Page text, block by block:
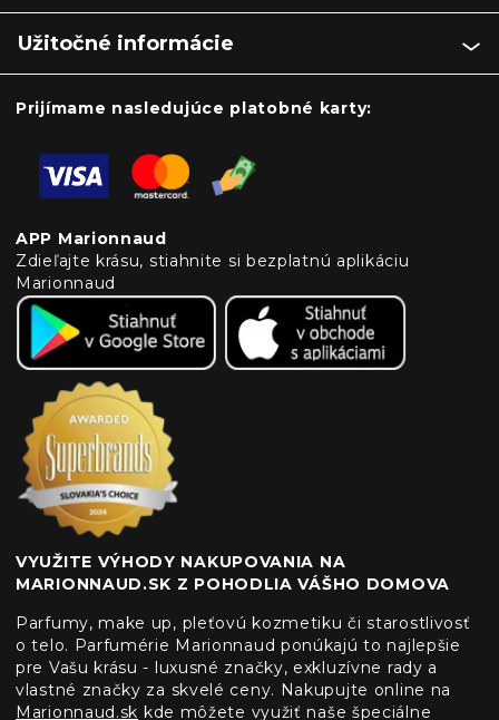
Užitočné informácie
Prijímame nasledujúce platobné karty:
APP Marionnaud
Zdieľajte krásu, stiahnite si bezplatnú aplikáciu
Marionnaud
VYUŽITE VÝHODY NAKUPOVANIA NA
MARIONNAUD.SK Z POHODLIA VÁŠHO DOMOVA
Parfumy, make up, pleťovú kozmetiku či starostlivosť
o telo. Parfumérie Marionnaud ponúkajú to najlepšie
pre Vašu krásu - luxusné značky, exkluzívne rady a
vlastné značky za skvelé ceny. Nakupujte online na
Marionnaud.sk kde môžete využiť naše špeciálne